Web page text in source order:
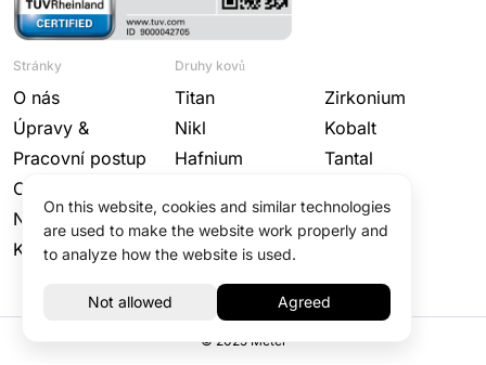
Stránky
O nás
Úpravy &
Pracovní postup
Odvětví
Novinky
Kontakt
Druhy kovů
Titan
Zirkonium
Nikl
Kobalt
Hafnium
Tantal
Molybden
© 2025 Metel
On this website, cookies and similar technologies
are used to make the website work properly and
to analyze how the website is used.